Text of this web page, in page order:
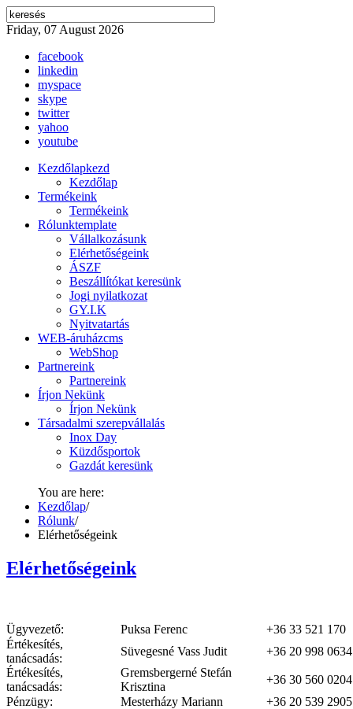
Friday, 07 August 2026
facebook
linkedin
myspace
skype
twitter
yahoo
youtube
Kezdőlapkezd
Kezdőlap
Termékeink
Termékeink
Rólunktemplate
Vállalkozásunk
Elérhetőségeink
ÁSZF
Beszállítókat keresünk
Jogi nyilatkozat
GY.I.K
Nyitvatartás
WEB-áruházcms
WebShop
Partnereink
Partnereink
Írjon Nekünk
Írjon Nekünk
Társadalmi szerepvállalás
Inox Day
Küzdősportok
Gazdát keresünk
You are here:
Kezdőlap/
Rólunk/
Elérhetőségeink
Elérhetőségeink
Ügyvezető: Puksa Ferenc
+36 33 521 170
Értékesítés,
tanácsadás:
Süvegesné Vass Judit
+36 20 998 0634
Értékesítés,
tanácsadás:
Gremsbergerné Stefán
Krisztina
+36 30 560 0204
Pénzügy:
Mesterházy Mariann +36 20 539 2905